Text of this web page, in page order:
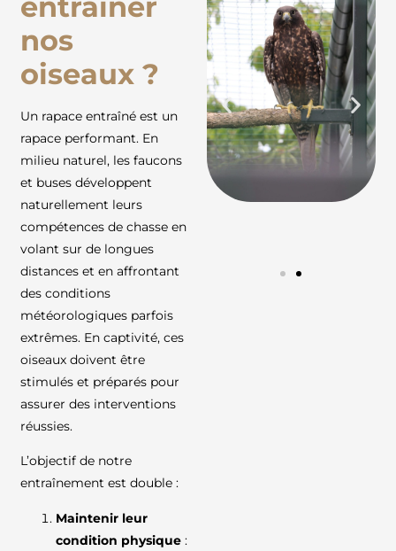
nos
oiseaux ?
Un rapace entraîné est un
rapace performant. En
milieu naturel, les faucons
et buses développent
naturellement leurs
compétences de chasse en
volant sur de longues
distances et en affrontant
des conditions
météorologiques parfois
extrêmes. En captivité, ces
oiseaux doivent être
stimulés et préparés pour
assurer des interventions
réussies.
L’objectif de notre
entraînement est double :
Maintenir leur
condition physique :